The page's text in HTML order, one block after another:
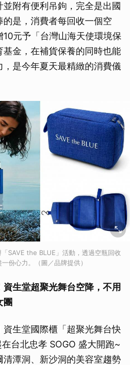
附有便利吊鉤，完全是出國
是，消費者每回收一個空
元予「台灣山海天使環境保
金，在補貨保養的同時也能
是今年夏天最精緻的消費儀
SAVE the BLUE」活動，透過空瓶回收
份心力。（圖／品牌提供）
生堂超聚光舞台空降，不用
團
生堂國際櫃「超聚光舞台快
台北忠孝 SOGO 盛大開跑~
潭洞、新沙洞的美容室趨勢